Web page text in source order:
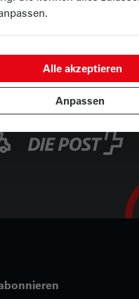
Seetalplatz
Lieferung
Anpassen
Alle akzeptieren